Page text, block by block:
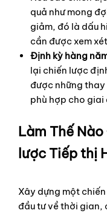
quả như mong
giảm, đó là dấu
cần được xem
Định kỳ hàng
lại chiến lược
được những
phù hợp cho
Làm Thế
lược Tiếp thị
Xây dựng một
đầu tư về thời gian,